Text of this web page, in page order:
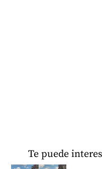
Te puede